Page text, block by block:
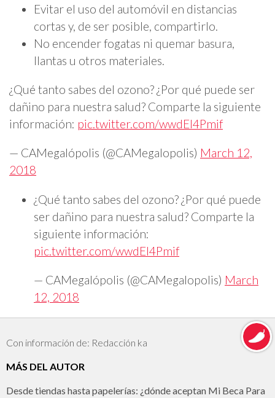
Evitar el uso del automóvil en distancias
cortas y, de ser posible, compartirlo.
No encender fogatas ni quemar basura,
llantas u otros materiales.
¿Qué tanto sabes del ozono? ¿Por qué puede ser
dañino para nuestra salud? Comparte la siguiente
información: pic.twitter.com/wwdEI4Pmif
— CAMegalópolis (@CAMegalopolis) March 12,
2018
¿Qué tanto sabes del ozono? ¿Por qué puede
ser dañino para nuestra salud? Comparte la
siguiente información:
pic.twitter.com/wwdEI4Pmif
— CAMegalópolis (@CAMegalopolis) March
12, 2018
Con información de: Redacción ka
MÁS DEL AUTOR
Desde tiendas hasta papelerías: ¿dónde aceptan Mi Beca Para